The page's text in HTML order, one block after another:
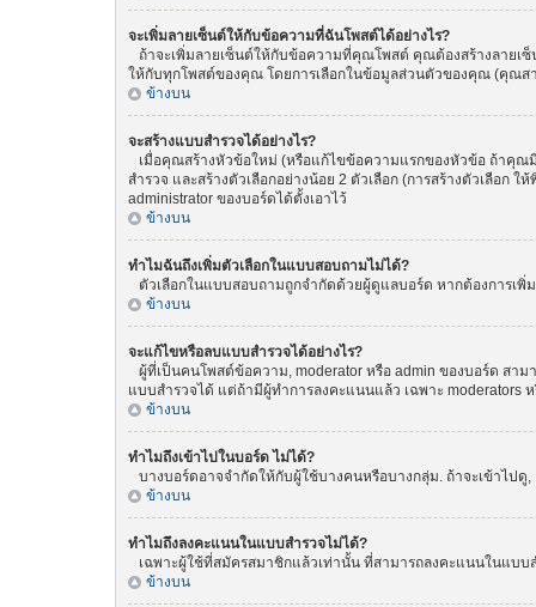
จะเพิ่มลายเซ็นต์ให้กับข้อความที่ฉันโพสต์ได้อย่างไร?
ถ้าจะเพิ่มลายเซ็นต์ให้กับข้อความที่คุณโพสต์ คุณต้องสร้างลายเ
ให้กับทุกโพสต์ของคุณ โดยการเลือกในข้อมูลส่วนตัวของคุณ (คุณส
ข้างบน
จะสร้างแบบสำรวจได้อย่างไร?
เมื่อคุณสร้างหัวข้อใหม่ (หรือแก้ไขข้อความแรกของหัวข้อ ถ้าคุ
สำรวจ และสร้างตัวเลือกอย่างน้อย 2 ตัวเลือก (การสร้างตัวเลือ
administrator ของบอร์ดได้ตั้งเอาไว้
ข้างบน
ทำไมฉันถึงเพิ่มตัวเลือกในแบบสอบถามไม่ได้?
ตัวเลือกในแบบสอบถามถูกจำกัดด้วยผู้ดูแลบอร์ด หากต้องการเ
ข้างบน
จะแก้ไขหรือลบแบบสำรวจได้อย่างไร?
ผู้ที่เป็นคนโพสต์ข้อความ, moderator หรือ admin ของบอร์ด สา
แบบสำรวจได้ แต่ถ้ามีผู้ทำการลงคะแนนแล้ว เฉพาะ moderators
ข้างบน
ทำไมถึงเข้าไปในบอร์ด ไม่ได้?
บางบอร์ดอาจจำกัดให้กับผู้ใช้บางคนหรือบางกลุ่ม. ถ้าจะเข้าไป
ข้างบน
ทำไมถึงลงคะแนนในแบบสำรวจไม่ได้?
เฉพาะผู้ใช้ที่สมัครสมาชิกแล้วเท่านั้น ที่สามารถลงคะแนนในแบ
ข้างบน